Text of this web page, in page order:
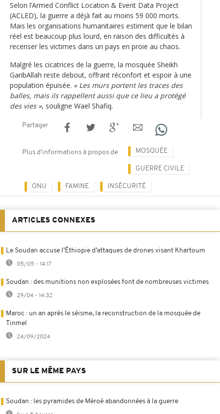
Selon l’Armed Conflict Location & Event Data Project
(ACLED), la guerre a déjà fait au moins 59 000 morts.
Mais les organisations humanitaires estiment que le bilan
réel est beaucoup plus lourd, en raison des difficultés à
recenser les victimes dans un pays en proie au chaos.
Malgré les cicatrices de la guerre, la mosquée Sheikh
GaribAllah reste debout, offrant réconfort et espoir à une
population épuisée. « Les murs portent les traces des
balles, mais ils rappellent aussi que ce lieu a protégé
des vies », souligne Wael Shafiq.
Partager
Plus d'informations à propos de MOSQUÉE
GUERRE CIVILE
ONU FAMINE INSÉCURITÉ
ARTICLES CONNEXES
Le Soudan accuse l’Éthiopie d’attaques de drones visant Khartoum
05/05 - 14:17
Soudan : des munitions non explosées font de nombreuses victimes
29/04 - 14:32
Maroc : un an après le séisme, la reconstruction de la mosquée de
Tinmel
24/09/2024
SUR LE MÊME PAYS
Soudan : les pyramides de Méroé abandonnées à la guerre